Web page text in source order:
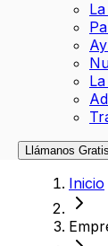
Llámanos
Inicio